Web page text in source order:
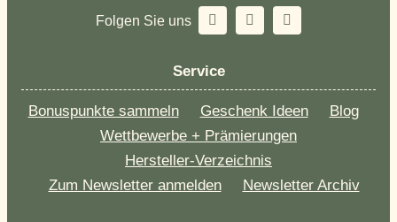
Folgen Sie uns
Service
Bonuspunkte sammeln Geschenk Ideen
Blog
Wettbewerbe + Prämierungen
Hersteller-Verzeichnis
Zum Newsletter anmelden
Newsletter Archiv